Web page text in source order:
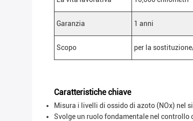
Garanzia 1 anni
Scopo per la
Caratteristiche chiave
Misura i livelli di ossido di azoto (NOx) nel
Svolge un ruolo fondamentale nel